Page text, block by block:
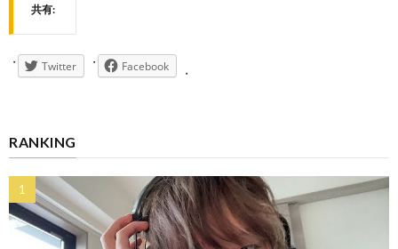
共有:
Twitter Facebook
RANKING